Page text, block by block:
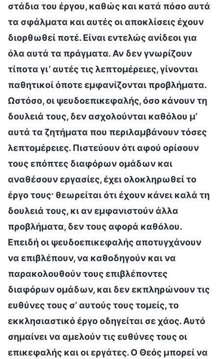
στάδια του έργου, καθώς και κατά πόσο αυτά
τα σφάλματα και αυτές οι αποκλίσεις έχουν
διορθωθεί ποτέ. Είναι εντελώς ανίδεοι για
όλα αυτά τα πράγματα. Αν δεν γνωρίζουν
τίποτα γι’ αυτές τις λεπτομέρειες, γίνονται
παθητικοί όποτε εμφανίζονται προβλήματα.
Ωστόσο, οι ψευδοεπικεφαλής, όσο κάνουν τη
δουλειά τους, δεν ασχολούνται καθόλου μ’
αυτά τα ζητήματα που περιλαμβάνουν τόσες
λεπτομέρειες. Πιστεύουν ότι αφού ορίσουν
τους επόπτες διαφόρων ομάδων και
αναθέσουν εργασίες, έχει ολοκληρωθεί το
έργο τους· θεωρείται ότι έχουν κάνει καλά τη
δουλειά τους, κι αν εμφανιστούν άλλα
προβλήματα, δεν τους αφορά καθόλου.
Επειδή οι ψευδοεπικεφαλής αποτυγχάνουν
να επιβλέπουν, να καθοδηγούν και να
παρακολουθούν τους επιβλέποντες
διαφόρων ομάδων, και δεν εκπληρώνουν τις
ευθύνες τους σ’ αυτούς τους τομείς, το
εκκλησιαστικό έργο οδηγείται σε χάος. Αυτό
σημαίνει να αμελούν τις ευθύνες τους οι
επικεφαλής και οι εργάτες. Ο Θεός μπορεί να